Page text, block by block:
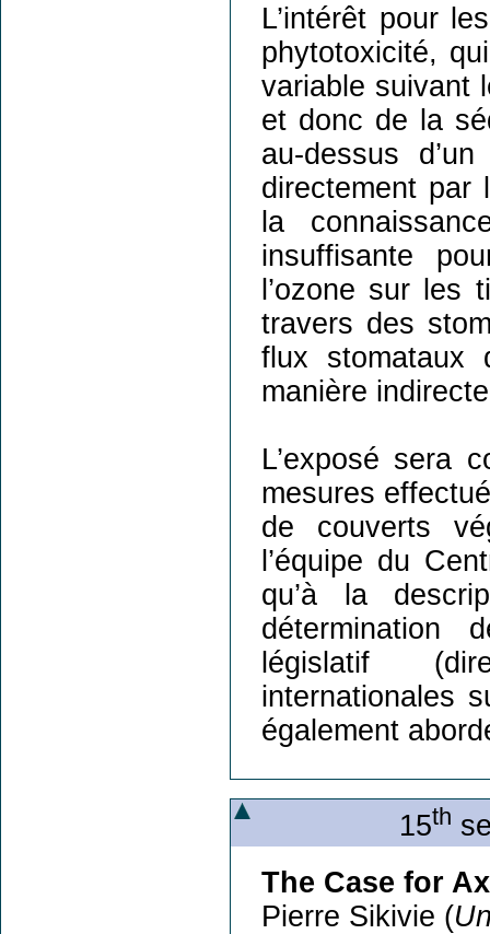
L’intérêt pour
phytotoxicité,
variable suivant
et donc de la
au-dessus
directement par
la
insuffisante
l’ozone sur les
travers des
flux stomataux
manière
L’exposé sera
mesures
de couverts
l’équipe du
qu’à la
détermination
législatif
internationales
également
15th
The Case for
Pierre Sikivie (